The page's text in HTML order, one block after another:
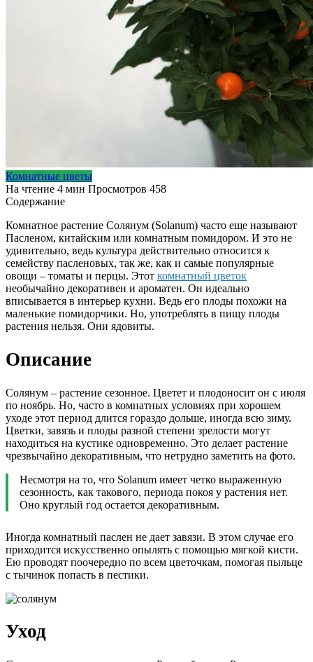
Комнатные цветы
На чтение 4 мин Просмотров 458
Содержание
Комнатное растение Солянум (Solanum) часто еще называют
Пасленом, китайским или комнатным помидором. И это не
удивительно, ведь культура действительно относится к
семейству пасленовых, так же, как и самые популярные
овощи – томаты и перцы. Этот комнатный цветок
необычайно декоративен и ароматен. Он идеально
вписывается в интерьер кухни. Ведь его плоды похожи на
маленькие помидорчики. Но, употреблять в пищу плоды
растения нельзя. Они ядовиты.
Описание
Солянум – растение сезонное. Цветет и плодоносит он с июля
по ноябрь. Но, часто в комнатных условиях при хорошем
уходе этот период длится гораздо дольше, иногда всю зиму.
Цветки, завязь и плоды разной степени зрелости могут
находиться на кустике одновременно. Это делает растение
чрезвычайно декоративным, что нетрудно заметить на фото.
Несмотря на то, что Solanum имеет четко выраженную
сезонность, как такового, периода покоя у растения нет.
Оно круглый год остается декоративным.
Иногда комнатный паслен не дает завязи. В этом случае его
приходится искусственно опылять с помощью мягкой кисти.
Ею проводят поочередно по всем цветочкам, помогая пыльце
с тычинок попасть в пестики.
Уход